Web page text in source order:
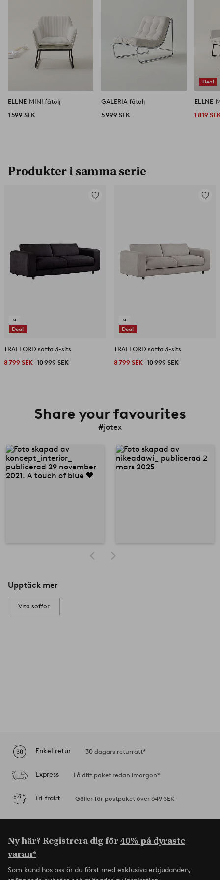
ELLNE MINI fåtölj
1 599 SEK
GALERIA fåtölj
5 999 SEK
Deal
ELLNE
1 819
Produkter i samma serie
Deal
Lägg
TRAFFORD soffa 3-sits
8 799 SEK 10 999 SEK
Deal
Lägg
TRAFFORD soffa 3-sits
8 799 SEK 10 999 SEK
Share your favourites
#jotex
Upptäck mer
Vita soffor
Enkel retur 30 dagars returrätt*
Express Få ditt paket redan imorgon*
Fri frakt Gäller för postpaket över 649 SEK
Ny här? Registrera dig för40% på dyraste
varan*
Som kund hos oss är du först med exklusiva erbjudanden,